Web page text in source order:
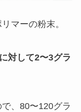
マーの粉末。
対して2〜3グラ
、80〜120グラ